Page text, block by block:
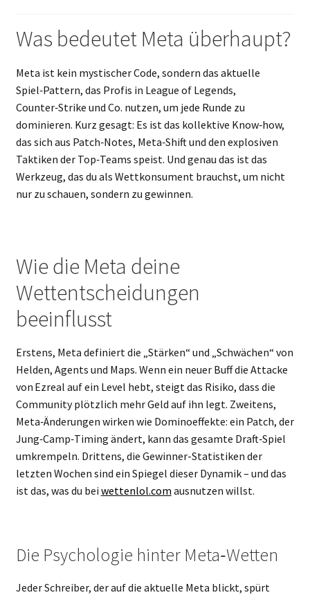
Was bedeutet Meta überhaupt?
Meta ist kein mystischer Code, sondern das aktuelle
Spiel‑Pattern, das Profis in League of Legends,
Counter‑Strike und Co. nutzen, um jede Runde zu
dominieren. Kurz gesagt: Es ist das kollektive Know‑how,
das sich aus Patch‑Notes, Meta‑Shift und den explosiven
Taktiken der Top‑Teams speist. Und genau das ist das
Werkzeug, das du als Wettkonsument brauchst, um nicht
nur zu schauen, sondern zu gewinnen.
Wie die Meta deine
Wettentscheidungen
beeinflusst
Erstens, Meta definiert die „Stärken“ und „Schwächen“ von
Helden, Agents und Maps. Wenn ein neuer Buff die Attacke
von Ezreal auf ein Level hebt, steigt das Risiko, dass die
Community plötzlich mehr Geld auf ihn legt. Zweitens,
Meta‑Änderungen wirken wie Dominoeffekte: ein Patch, der
Jung‑Camp‑Timing ändert, kann das gesamte Draft‑Spiel
umkrempeln. Drittens, die Gewinner-Statistiken der
letzten Wochen sind ein Spiegel dieser Dynamik – und das
ist das, was du bei wettenlol.com ausnutzen willst.
Die Psychologie hinter Meta‑Wetten
Jeder Schreiber, der auf die aktuelle Meta blickt, spürt